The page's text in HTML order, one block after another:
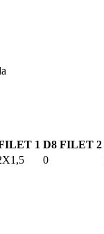
1 D8 FILET 2
0